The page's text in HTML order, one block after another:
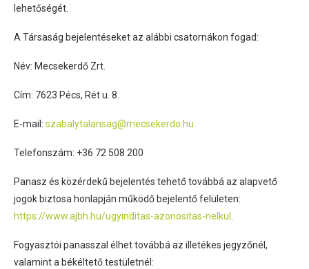
lehetőségét.
A Társaság bejelentéseket az alábbi csatornákon fogad:
Név: Mecsekerdő Zrt.
Cím: 7623 Pécs, Rét u. 8.
E-mail: szabalytalansag@mecsekerdo.hu
Telefonszám: +36 72 508 200
Panasz és közérdekű bejelentés tehető továbbá az alapvető
jogok biztosa honlapján működő bejelentő felületen:
https://www.ajbh.hu/ugyinditas-azonositas-nelkul .
Fogyasztói panasszal élhet továbbá az illetékes jegyzőnél,
valamint a békéltető testületnél: